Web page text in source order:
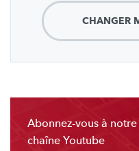
CHANGER
Abonnez-vous à notre
chaîne Youtube